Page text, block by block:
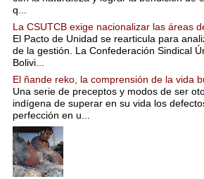
q...
La CSUTCB exige nacionalizar las áreas
El Pacto de Unidad se rearticula para
de la gestión. La Confederación Sindical
Bolivi...
El ñande reko, la comprensión de la vida
Una serie de preceptos y modos de ser
indígena de superar en su vida los
perfección en u...